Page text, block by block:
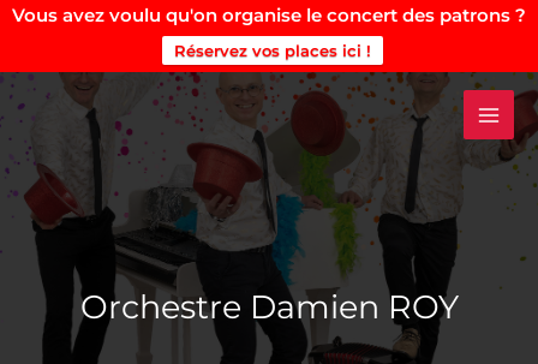
Vous avez voulu qu'on organise le concert des patrons ?
Réservez vos places ici !
Aller
au
contenu
Orchestre Damien ROY